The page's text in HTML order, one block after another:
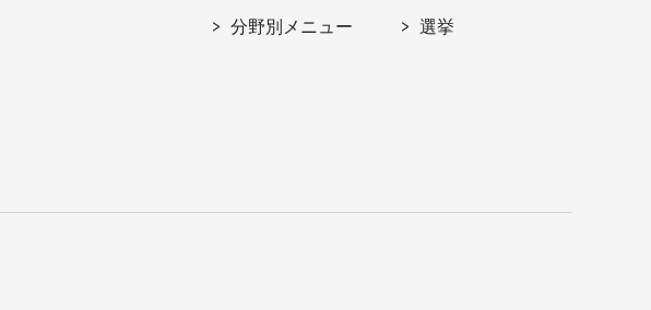
分野別メニュー 選挙